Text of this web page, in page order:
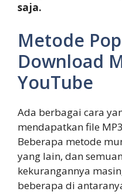
saja.
Metode
Download
YouTube
Ada berbagai cara
mendapatkan file
Beberapa metode
yang lain, dan
kekurangannya
beberapa di